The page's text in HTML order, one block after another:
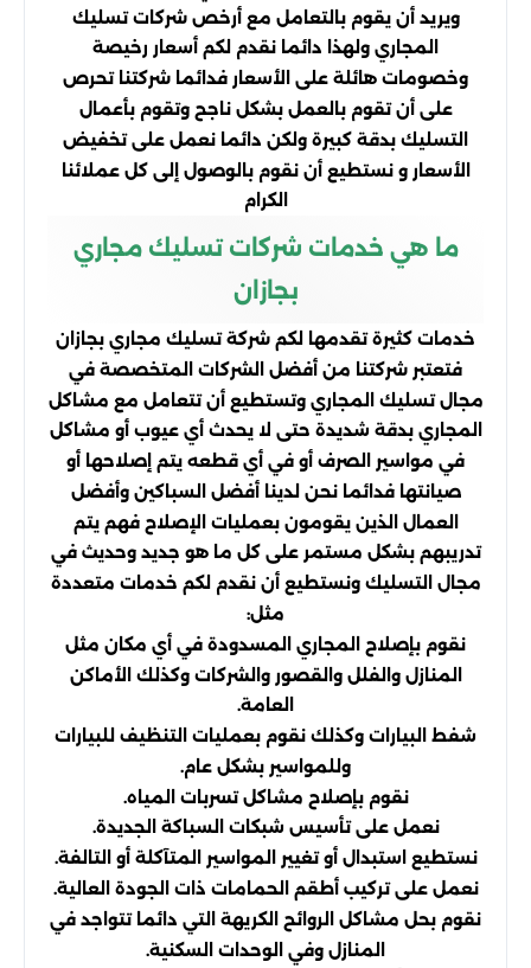
ويريد أن يقوم بالتعامل مع أرخص شركات تسليك
المجاري ولهذا دائما نقدم لكم أسعار رخيصة
وخصومات هائلة على الأسعار فدائما شركتنا تحرص
على أن تقوم بالعمل بشكل ناجح وتقوم بأعمال
التسليك بدقة كبيرة ولكن دائما نعمل على تخفيض
الأسعار و نستطيع أن نقوم بالوصول إلى كل عملائنا
الكرام
ما هي خدمات شركات تسليك مجاري
بجازان
خدمات كثيرة تقدمها لكم شركة تسليك مجاري بجازان
فتعتبر شركتنا من أفضل الشركات المتخصصة في
مجال تسليك المجاري وتستطيع أن تتعامل مع مشاكل
المجاري بدقة شديدة حتى لا يحدث أي عيوب أو مشاكل
في مواسير الصرف أو في أي قطعه يتم إصلاحها أو
صيانتها فدائما نحن لدينا أفضل السباكين وأفضل
العمال الذين يقومون بعمليات الإصلاح فهم يتم
تدريبهم بشكل مستمر على كل ما هو جديد وحديث في
مجال التسليك ونستطيع أن نقدم لكم خدمات متعددة
مثل:
نقوم بإصلاح المجاري المسدودة في أي مكان مثل
المنازل والفلل والقصور والشركات وكذلك الأماكن
العامة.
شفط البيارات وكذلك نقوم بعمليات التنظيف للبيارات
وللمواسير بشكل عام.
نقوم بإصلاح مشاكل تسربات المياه.
نعمل على تأسيس شبكات السباكة الجديدة.
نستطيع استبدال أو تغيير المواسير المتآكلة أو التالفة.
نعمل على تركيب أطقم الحمامات ذات الجودة العالية.
نقوم بحل مشاكل الروائح الكريهة التي دائما تتواجد في
المنازل وفي الوحدات السكنية.